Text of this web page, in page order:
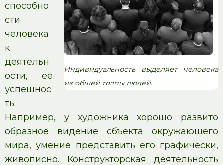
Индивидуальность выделяет человека
из общей толпы людей.
способно
сти
человека
к
деятельн
ости, её
успешнос
ть.
Например, у художника хорошо развито
образное видение объекта окружающего
мира, умение представить его графически,
живописно. Конструкторская деятельность